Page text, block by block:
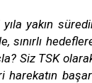
yakın
sınırlı
Siz TSK
harekatın